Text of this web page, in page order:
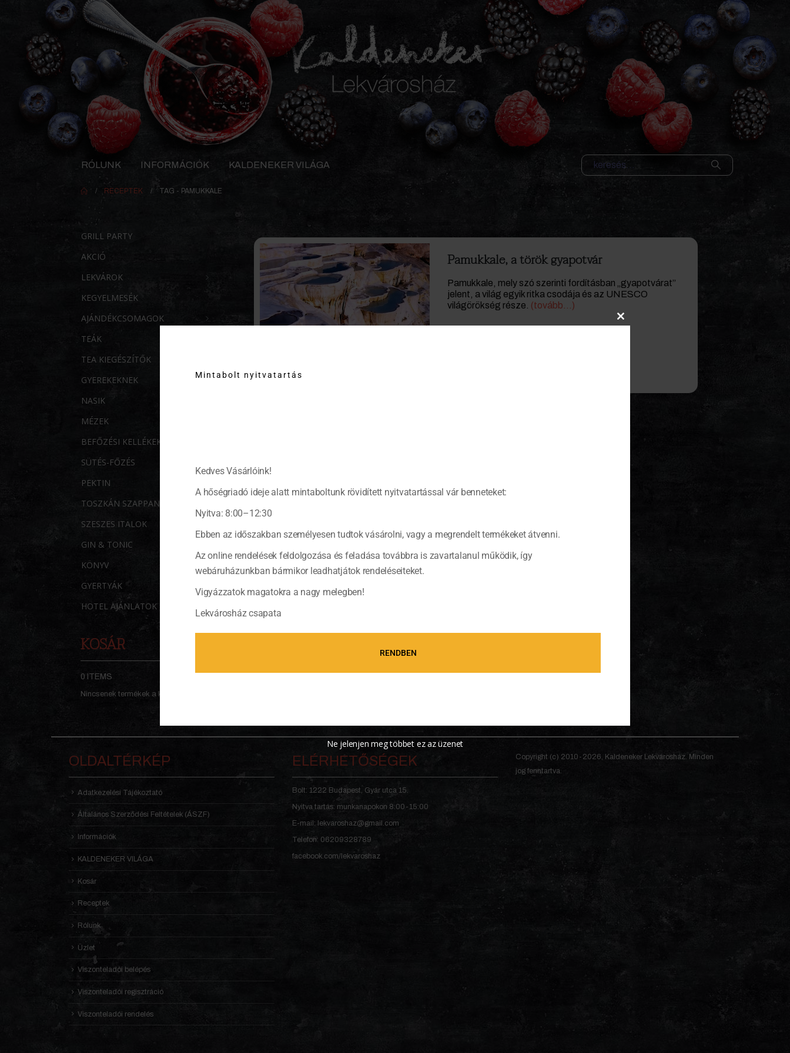
RÓLUNK INFORMÁCIÓK KALDENEKER VILÁGA
RECEPTEK TAG - PAMUKKALE
Pamukkale, a török gyapotvár
Pamukkale, mely szó szerinti fordításban „gyapotvárat”
jelent, a világ egyik ritka csodája és az UNESCO
világörökség része. (tovább…)
GRILL PARTY
AKCIÓ
LEKVÁROK
KEGYELMESÉK
AJÁNDÉKCSOMAGOK
TEÁK
TEA KIEGÉSZÍTŐK
GYEREKEKNEK
NASIK
MÉZEK
BEFŐZÉSI KELLÉKEK
SÜTÉS-FŐZÉS
PEKTIN
TOSZKÁN SZAPPANOK
SZESZES ITALOK
GIN & TONIC
KÖNYV
GYERTYÁK
HOTEL AJÁNLATOK
KOSÁR
0 ITEMS
Nincsenek termékek a kosárban.
OLDALTÉRKÉP
Adatkezelési Tájékoztató
Általános Szerződési Feltételek (ÁSZF)
Információk
KALDENEKER VILÁGA
Kosár
Receptek
Rólunk
Üzlet
Viszonteladói belépés
Viszonteladói regisztráció
Viszonteladói rendelés
ELÉRHETŐSÉGEK
Bolt: 1222 Budapest, Gyár utca 15.
Nyitva tartás: munkanapokon 8:00-15:00
E-mail: lekvaroshaz@gmail.com
Telefon: 06209328789
facebook.com/lekvaroshaz
Copyright (c) 2010-2026, Kaldeneker Lekvárosház. Minden
jog fenntartva.
Close
Mintabolt nyitvatartás
Kedves Vásárlóink!
A hőségriadó ideje alatt mintaboltunk rövidített nyitvatartással vár benneteket:
Nyitva: 8:00–12:30
Ebben az időszakban személyesen tudtok vásárolni, vagy a megrendelt termékeket átvenni.
Az online rendelések feldolgozása és feladása továbbra is zavartalanul működik, így
webáruházunkban bármikor leadhatjátok rendeléseiteket.
Vigyázzatok magatokra a nagy melegben!
Lekvárosház csapata
RENDBEN
Ne jelenjen meg többet ez az üzenet